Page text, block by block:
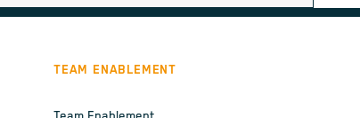
TEAM ENABLEMENT